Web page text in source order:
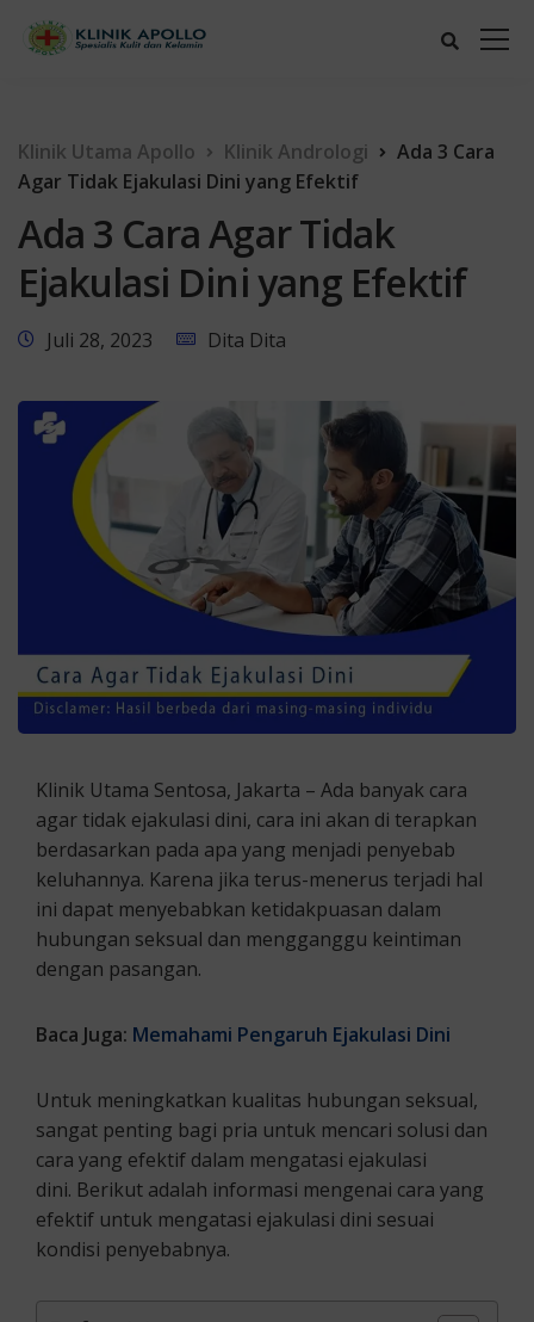
Klinik Utama Apollo Klinik Andrologi
Ada 3 Cara
Agar Tidak Ejakulasi Dini yang Efektif
Ada 3 Cara Agar Tidak
Ejakulasi Dini yang Efektif
Juli 28, 2023 Dita Dita
Klinik Utama Sentosa, Jakarta – Ada banyak cara
agar tidak ejakulasi dini, cara ini akan di terapkan
berdasarkan pada apa yang menjadi penyebab
keluhannya. Karena jika terus-menerus terjadi hal
ini dapat menyebabkan ketidakpuasan dalam
hubungan seksual dan mengganggu keintiman
dengan pasangan.
Baca Juga: Memahami Pengaruh Ejakulasi Dini
Untuk meningkatkan kualitas hubungan seksual,
sangat penting bagi pria untuk mencari solusi dan
cara yang efektif dalam mengatasi ejakulasi
dini. Berikut adalah informasi mengenai cara yang
efektif untuk mengatasi ejakulasi dini sesuai
kondisi penyebabnya.